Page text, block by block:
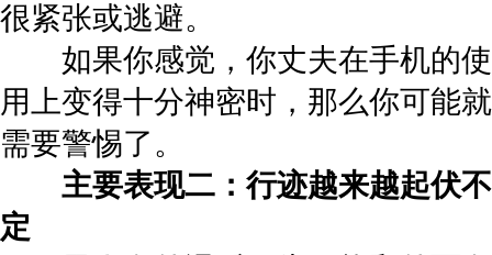
很紧张或逃避。
如果你感觉，你丈夫在手机的使
用上变得十分神密时，那么你可能就
需要警惕了。
主要表现二：行迹越来越起伏不
定